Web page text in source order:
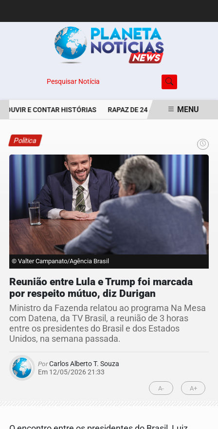
Pesquisar Notícia
E CONTAR HISTÓRIAS RAPAZ DE 24 ANOS É PERSEGUIDO
MENU
Política
© Valter Campanato/Agência Brasil
Reunião entre Lula e Trump foi marcada
por respeito mútuo, diz Durigan
Ministro da Fazenda relatou ao programa Na Mesa
com Datena, da TV Brasil, a reunião de 3 horas
entre os presidentes do Brasil e dos Estados
Unidos, na semana passada.
PorCarlos Alberto T. Souza
Em 12/05/2026 21:33
A- A+